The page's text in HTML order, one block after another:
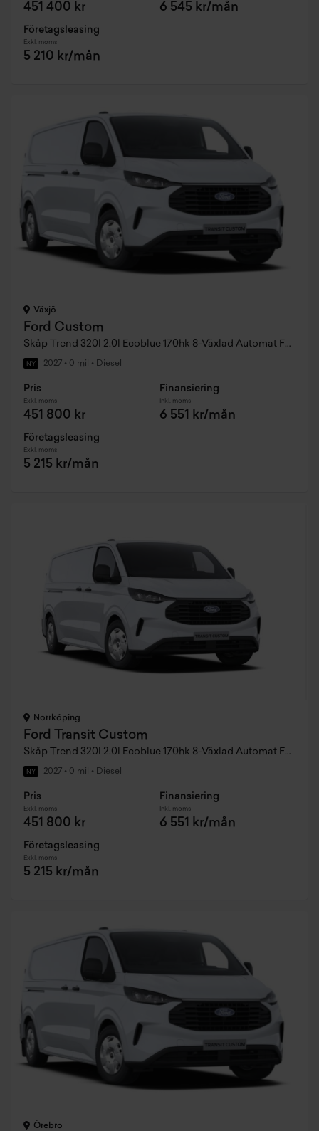
451 400 kr 6 545 kr/mån
Företagsleasing
Exkl. moms
5 210 kr/mån
Växjö
Ford Custom
Skåp Trend 320l 2.0l Ecoblue 170hk 8-Växlad Automat FWD Diesel
NY 2027 • 0 mil • Diesel
Pris
Exkl. moms
451 800 kr
Finansiering
Inkl. moms
6 551 kr/mån
Företagsleasing
Exkl. moms
5 215 kr/mån
Norrköping
Ford Transit Custom
Skåp Trend 320l 2.0l Ecoblue 170hk 8-Växlad Automat FWD Diesel
NY 2027 • 0 mil • Diesel
Pris
Exkl. moms
451 800 kr
Finansiering
Inkl. moms
6 551 kr/mån
Företagsleasing
Exkl. moms
5 215 kr/mån
Örebro